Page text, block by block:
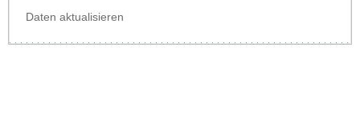
Daten aktualisieren